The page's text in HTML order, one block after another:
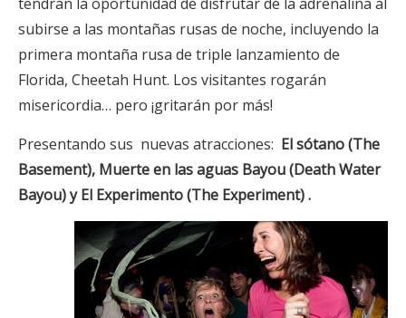
subirse a las montañas rusas de noche, incluyendo la
primera montaña rusa de triple lanzamiento de
Florida, Cheetah Hunt. Los visitantes rogarán
misericordia… pero ¡gritarán por más!
Presentando sus nuevas atracciones: El sótano (The
Basement), Muerte en las aguas Bayou (Death Water
Bayou) y El Experimento (The Experiment) .